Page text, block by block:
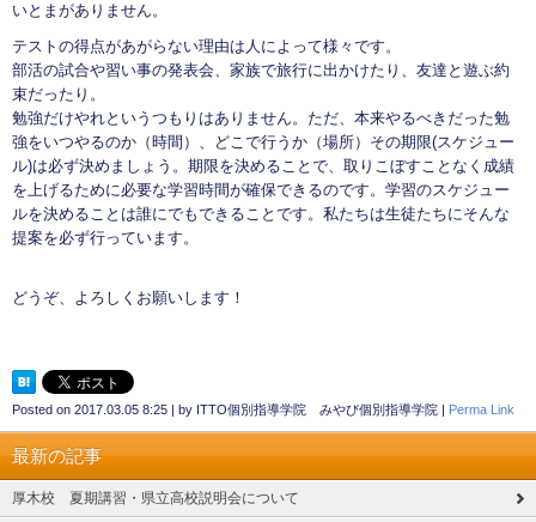
いとまがありません。
テストの得点があがらない理由は人によって様々です。
部活の試合や習い事の発表会、家族で旅行に出かけたり、友達と遊ぶ約
束だったり。
勉強だけやれというつもりはありません。ただ、本来やるべきだった勉
強をいつやるのか（時間）、どこで行うか（場所）その期限(スケジュー
ル)は必ず決めましょう。期限を決めることで、取りこぼすことなく成績
を上げるために必要な学習時間が確保できるのです。学習のスケジュー
ルを決めることは誰にでもできることです。私たちは生徒たちにそんな
提案を必ず行っています。
どうぞ、よろしくお願いします！
Posted on 2017.03.05 8:25 | by ITTO個別指導学院 みやび個別指導学院 | Perma Link
最新の記事
厚木校 夏期講習・県立高校説明会について